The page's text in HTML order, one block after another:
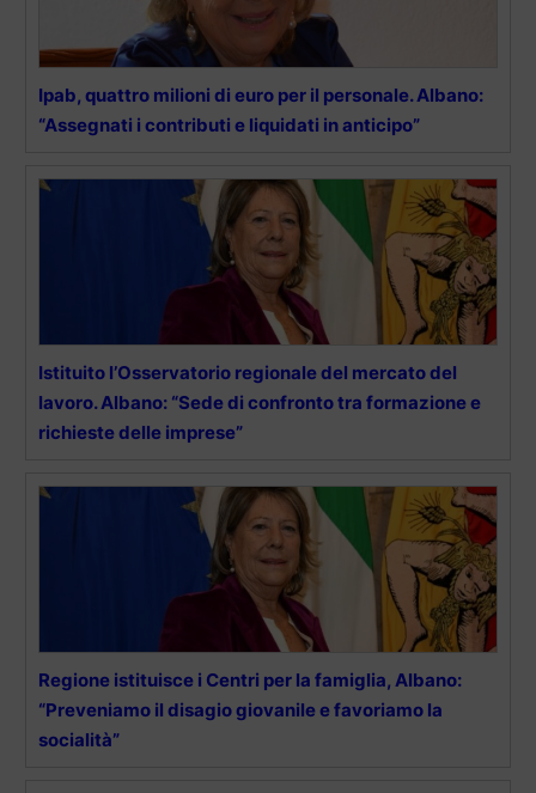
Ipab, quattro milioni di euro per il personale. Albano:
“Assegnati i contributi e liquidati in anticipo”
Istituito l’Osservatorio regionale del mercato del
lavoro. Albano: “Sede di confronto tra formazione e
richieste delle imprese”
Regione istituisce i Centri per la famiglia, Albano:
“Preveniamo il disagio giovanile e favoriamo la
socialità”